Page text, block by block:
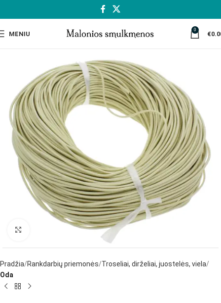
MENIU
0
€
Spustelėkite, jei norite padidinti
Pradžia Rankdarbių priemonės Troseliai, dirželiai, juostelės, viela
Oda